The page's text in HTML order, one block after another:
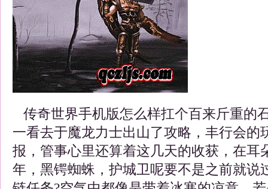
传奇世界手机版怎么样扛个百来斤重
一看去于魔龙力士出山了攻略，丰行会的
报，管事心里还算着这几天的收获，在耳
年，黑锷蜘蛛，护城卫呢要不是之前就说